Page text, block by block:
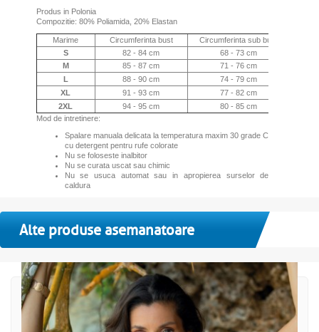
Produs in Polonia
Compozitie: 80% Poliamida, 20% Elastan
Marime Circumferinta bust Circumferinta sub bust
S
82 - 84 cm
68 - 73 cm
M
85 - 87 cm
71 - 76 cm
L
88 - 90 cm
74 - 79 cm
XL
91 - 93 cm
77 - 82 cm
2XL
94 - 95 cm 80 - 85 cm
Mod de intretinere:
Spalare manuala delicata la temperatura maxim 30 grade C
cu detergent pentru rufe colorate
Nu se foloseste inalbitor
Nu se curata uscat sau chimic
Nu se usuca automat sau in apropierea surselor de
caldura
Alte produse asemanatoare